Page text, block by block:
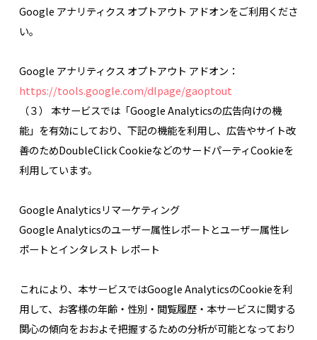
Google アナリティクス オプトアウト アドオンをご利用くださ
い。
Google アナリティクス オプトアウト アドオン：
https://tools.google.com/dlpage/gaoptout
（３） 本サービスでは「Google Analyticsの広告向けの機
能」を有効にしており、下記の機能を利用し、広告やサイト改
善のためDoubleClick CookieなどのサードパーティCookieを
利用しています。
Google Analyticsリマーケティング
Google Analyticsのユーザー属性レポートとユーザー属性レ
ポートとインタレスト レポート
これにより、本サービスではGoogle AnalyticsのCookieを利
用して、お客様の年齢・性別・閲覧履歴・本サービスに関する
関心の傾向をおおよそ把握するための分析が可能となっており